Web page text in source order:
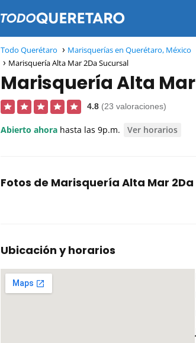
Todo Querétaro Marisquerías en Querétaro, México
Marisquería Alta Mar 2Da Sucursal
Marisquería Alta
4.8 (23 valoraciones)
Abierto ahora hasta las 9p.m. Ver horarios
Fotos de Marisquería Alta Mar
Ubicación y horarios